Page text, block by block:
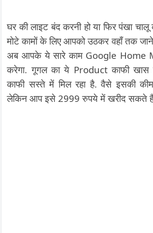
घर की लाइट बंद करनी हो या फिर पंखा
मोटे कामों के लिए आपको उठकर वहाँ तक
अब आपके ये सारे काम Google Home
करेगा. गूगल का ये Product काफी
काफी सस्ते में मिल रहा है. वैसे इसकी
लेकिन आप इसे 2999 रुपये में खरीद सकते